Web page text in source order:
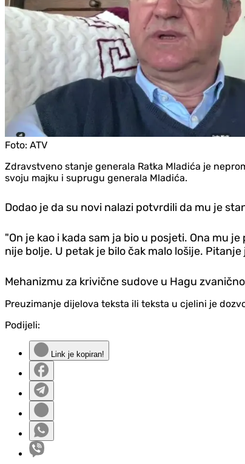
Foto: ATV
Zdravstveno stanje generala Ratka Mladića je
svoju majku i suprugu generala Mladića.
Dodao je da su novi nalazi potvrdili da mu je
"On je kao i kada sam ja bio u posjeti. Ona mu
nije bolje. U petak je bilo čak malo lošije.
Mehanizmu za krivične sudove u Hagu
Preuzimanje dijelova teksta ili teksta u cjelini je
Podijeli:
Link je kopiran!